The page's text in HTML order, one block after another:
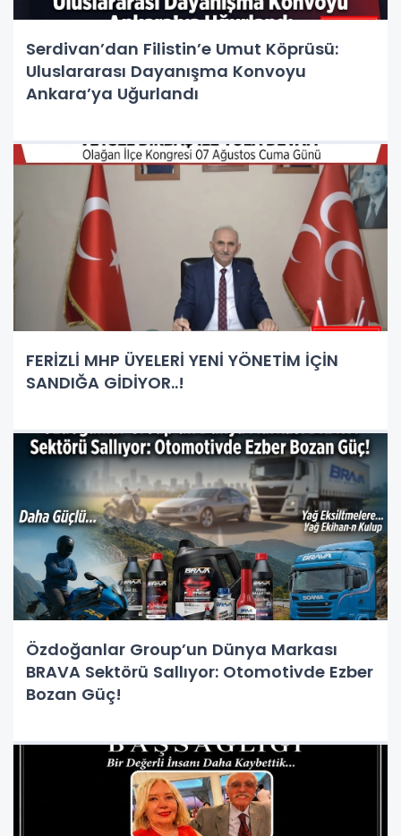
Serdivan’dan Filistin’e Umut Köprüsü:
Uluslararası Dayanışma Konvoyu
Ankara’ya Uğurlandı
FERİZLİ MHP ÜYELERİ YENİ YÖNETİM İÇİN
SANDIĞA GİDİYOR..!
Özdoğanlar Group’un Dünya Markası
BRAVA Sektörü Sallıyor: Otomotivde Ezber
Bozan Güç!